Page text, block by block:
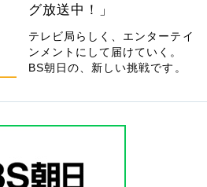
グ放送中！」
テレビ局らしく、エンターテイ
ンメントにして届けていく。
BS朝日の、新しい挑戦です。